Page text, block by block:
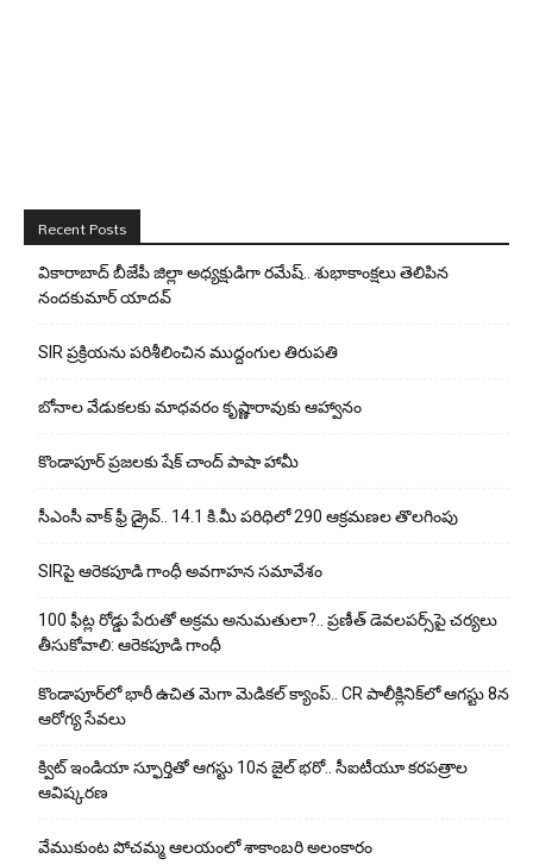
Recent Posts
వికారాబాద్ బీజేపీ జిల్లా అధ్యక్షుడిగా రమేష్‌.. శుభాకాంక్షలు తెలిపిన
నందకుమార్ యాదవ్
SIR ప్రక్రియను పరిశీలించిన ముద్దంగుల తిరుపతి
బోనాల వేడుకలకు మాధవరం కృష్ణారావుకు ఆహ్వానం
కొండాపూర్ ప్రజలకు షేక్ చాంద్ పాషా హామీ
సీఎంసీ వాక్ ఫ్రీ డ్రైవ్.. 14.1 కి.మీ పరిధిలో 290 ఆక్రమణల తొలగింపు
SIRపై ఆరెకపూడి గాంధీ అవగాహన సమావేశం
100 ఫీట్ల రోడ్డు పేరుతో అక్రమ అనుమతులా?.. ప్రణీత్ డెవలపర్స్‌పై చర్యలు
తీసుకోవాలి: ఆరెకపూడి గాంధీ
కొండాపూర్‌లో భారీ ఉచిత మెగా మెడికల్ క్యాంప్.. CR పాలీక్లినిక్‌లో ఆగస్టు 8న
ఆరోగ్య సేవలు
క్విట్ ఇండియా స్ఫూర్తితో ఆగస్టు 10న జైల్ భరో.. సీఐటీయూ కరపత్రాల
ఆవిష్కరణ
వేముకుంట పోచమ్మ ఆలయంలో శాకాంబరి అలంకారం